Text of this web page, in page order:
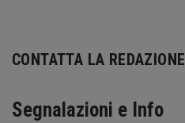
CONTATTA LA REDAZIONE
Segnalazioni e Info